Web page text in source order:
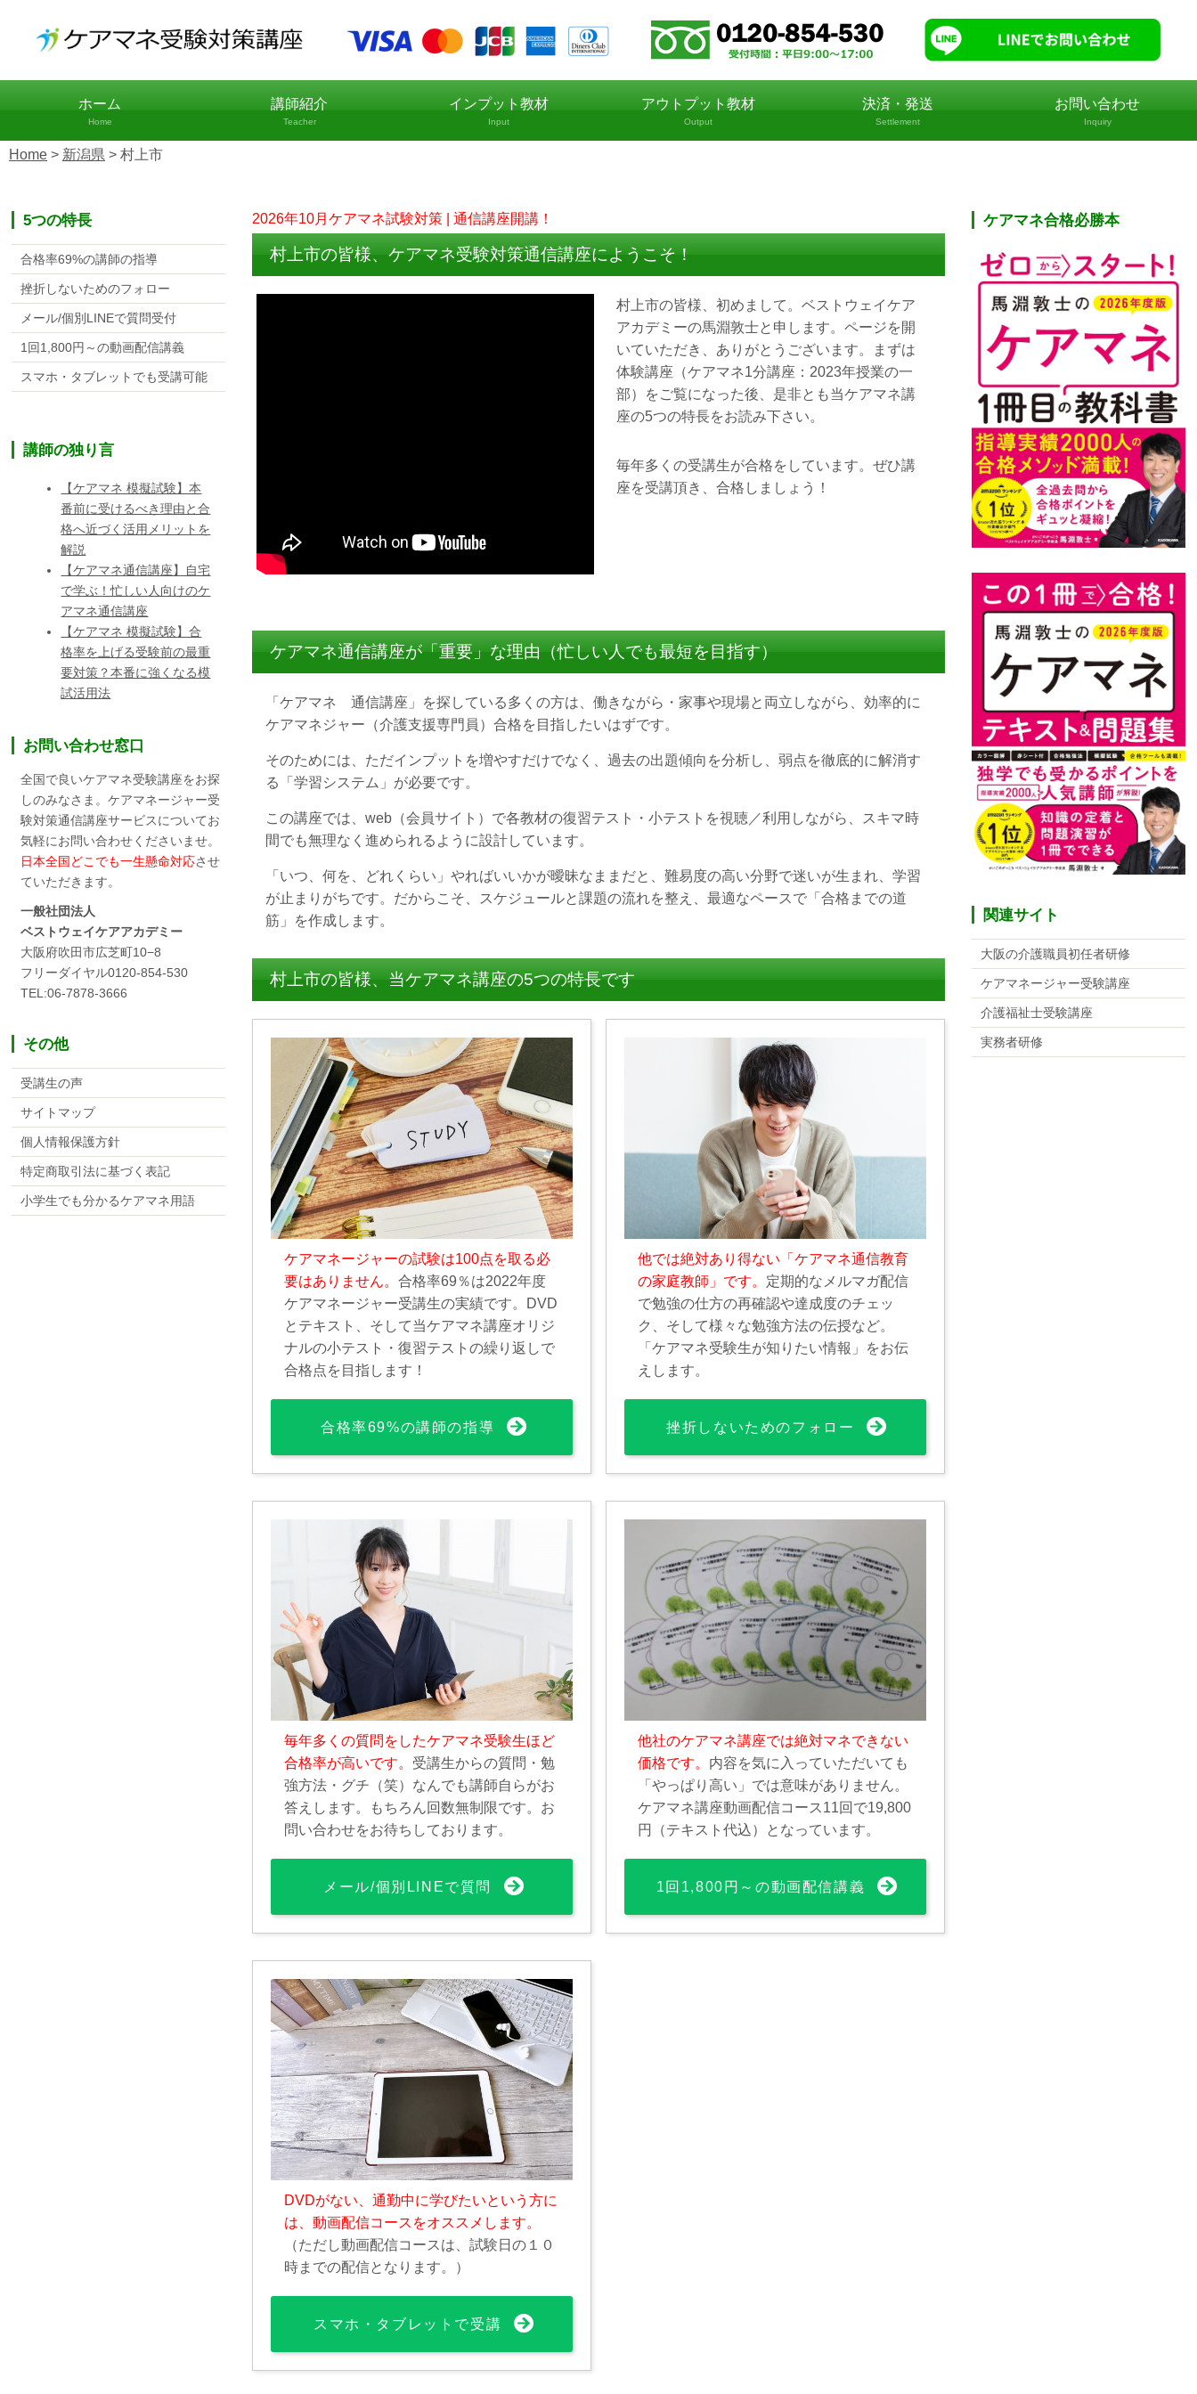
ホーム
Home
講師紹介
Teacher
インプット教材
Input
アウトプット教材
Output
決済・発送
Settlement
お問い合わせ
Inquiry
Home > 新潟県 > 村上市
2026年10月ケアマネ試験対策 | 通信講座開講！
村上市の皆様、ケアマネ受験対策通信講座にようこそ！
村上市の皆様、初めまして。ベストウェイケア
アカデミーの馬淵敦士と申します。ページを開
いていただき、ありがとうございます。まずは
体験講座（ケアマネ1分講座：2023年授業の一
部）をご覧になった後、是非とも当ケアマネ講
座の5つの特長をお読み下さい。
毎年多くの受講生が合格をしています。ぜひ講
座を受講頂き、合格しましょう！
ケアマネ通信講座が「重要」な理由（忙しい人でも最短を目指す）
「ケアマネ 通信講座」を探している多くの方は、働きながら・家事や現場と両立しながら、効率的に
ケアマネジャー（介護支援専門員）合格を目指したいはずです。
そのためには、ただインプットを増やすだけでなく、過去の出題傾向を分析し、弱点を徹底的に解消す
る「学習システム」が必要です。
この講座では、web（会員サイト）で各教材の復習テスト・小テストを視聴／利用しながら、スキマ時
間でも無理なく進められるように設計しています。
「いつ、何を、どれくらい」やればいいかが曖昧なままだと、難易度の高い分野で迷いが生まれ、学習
が止まりがちです。だからこそ、スケジュールと課題の流れを整え、最適なペースで「合格までの道
筋」を作成します。
村上市の皆様、当ケアマネ講座の5つの特長です
ケアマネージャーの試験は100点を取る必
要はありません。合格率69％は2022年度
ケアマネージャー受講生の実績です。DVD
とテキスト、そして当ケアマネ講座オリジ
ナルの小テスト・復習テストの繰り返しで
合格点を目指します！
合格率69%の講師の指導
他では絶対あり得ない「ケアマネ通信教育
の家庭教師」です。 定期的なメルマガ配信
で勉強の仕方の再確認や達成度のチェッ
ク、そして様々な勉強方法の伝授など。
「ケアマネ受験生が知りたい情報」をお伝
えします。
挫折しないためのフォロー
毎年多くの質問をしたケアマネ受験生ほど
合格率が高いです。 受講生からの質問・勉
強方法・グチ（笑）なんでも講師自らがお
答えします。もちろん回数無制限です。お
問い合わせをお待ちしております。
メール/個別LINEで質問
他社のケアマネ講座では絶対マネできない
価格です。 内容を気に入っていただいても
「やっぱり高い」では意味がありません。
ケアマネ講座動画配信コース11回で19,800
円（テキスト代込）となっています。
1回1,800円～の動画配信講義
DVDがない、通勤中に学びたいという方に
は、動画配信コースをオススメします。
（ただし動画配信コースは、試験日の１０
時までの配信となります。）
スマホ・タブレットで受講
5つの特長
合格率69%の講師の指導
挫折しないためのフォロー
メール/個別LINEで質問受付
1回1,800円～の動画配信講義
スマホ・タブレットでも受講可能
講師の独り言
【ケアマネ 模擬試験】本
番前に受けるべき理由と合
格へ近づく活用メリットを
解説
【ケアマネ通信講座】自宅
で学ぶ！忙しい人向けのケ
アマネ通信講座
【ケアマネ 模擬試験】合
格率を上げる受験前の最重
要対策？本番に強くなる模
試活用法
お問い合わせ窓口
全国で良いケアマネ受験講座をお探
しのみなさま。ケアマネージャー受
験対策通信講座サービスについてお
気軽にお問い合わせくださいませ。
日本全国どこでも一生懸命対応させ
ていただきます。
一般社団法人
ベストウェイケアアカデミー
大阪府吹田市広芝町10−8
フリーダイヤル0120-854-530
TEL:06-7878-3666
その他
受講生の声
サイトマップ
個人情報保護方針
特定商取引法に基づく表記
小学生でも分かるケアマネ用語
ケアマネ合格必勝本
関連サイト
大阪の介護職員初任者研修
ケアマネージャー受験講座
介護福祉士受験講座
実務者研修